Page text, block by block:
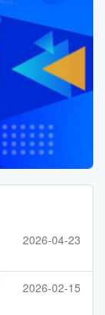
2026-04-23
2026-02-15